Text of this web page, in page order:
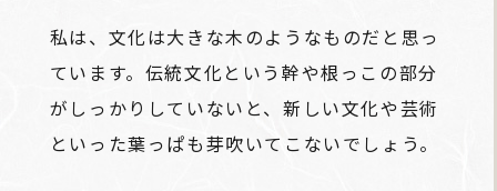
私は、文化は大きな木のようなものだと思っ
ています。伝統文化という幹や根っこの部分
がしっかりしていないと、新しい文化や芸術
といった葉っぱも芽吹いてこないでしょう。